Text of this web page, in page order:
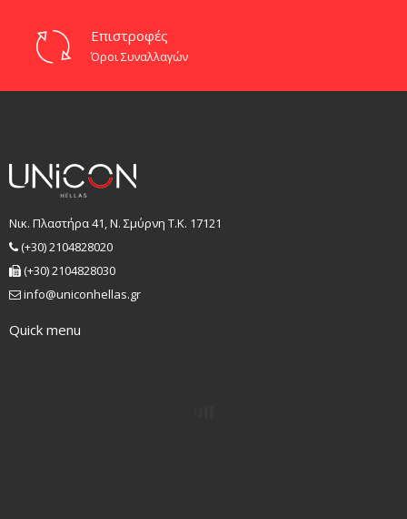
Επιστροφές
Όροι Συναλλαγών
Νικ. Πλαστήρα 41, Ν. Σμύρνη T.K. 17121
(+30) 2104828020
(+30) 2104828030
info@uniconhellas.gr
Quick menu